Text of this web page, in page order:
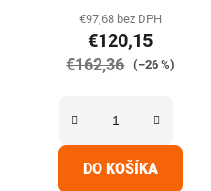
produktu
je
5,0
€97,68 bez DPH
€120,15
€162,36 (–26 %)
DO KOŠÍKA